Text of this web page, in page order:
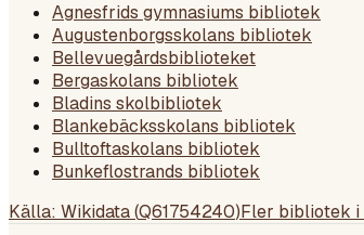
Agnesfrids gymnasiums bibliotek
Augustenborgsskolans bibliotek
Bellevuegårdsbiblioteket
Bergaskolans bibliotek
Bladins skolbibliotek
Blankebäcksskolans bibliotek
Bulltoftaskolans bibliotek
Bunkeflostrands bibliotek
Källa: Wikidata (Q61754240)Fler bibliotek i